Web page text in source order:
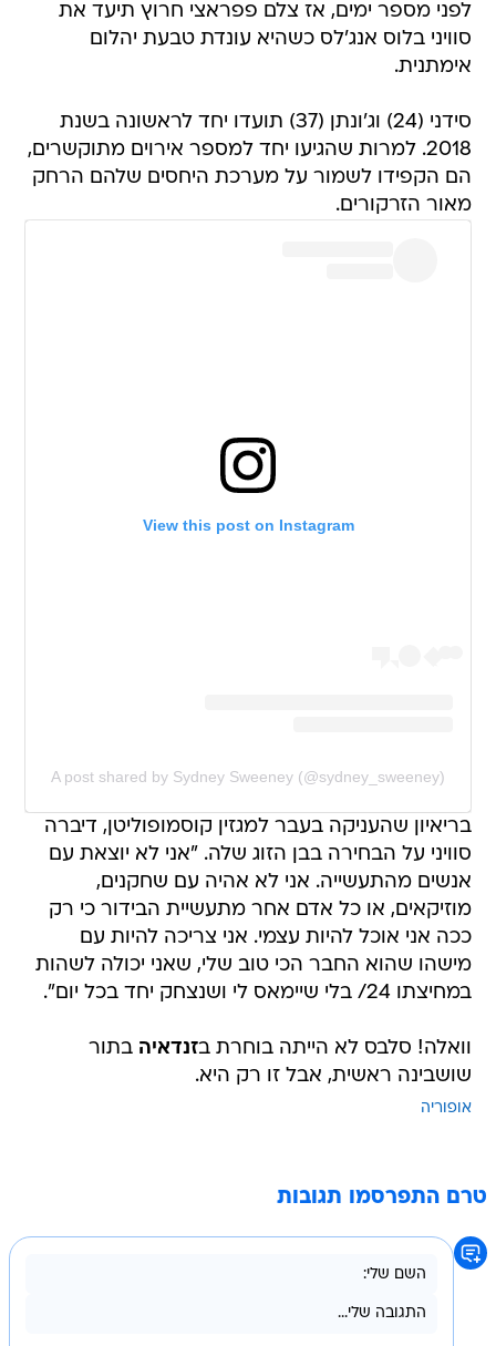
לפני מספר ימים, אז צלם פפראצי חרוץ תיעד את
סוויני בלוס אנג'לס כשהיא עונדת טבעת יהלום
אימתנית.
סידני (24) וג'ונתן (37) תועדו יחד לראשונה בשנת
2018. למרות שהגיעו יחד למספר אירוים מתוקשרים,
הם הקפידו לשמור על מערכת היחסים שלהם הרחק
מאור הזרקורים.
View this post on Instagram
A post shared by Sydney Sweeney (@sydney_sweeney)
בריאיון שהעניקה בעבר למגזין קוסמופוליטן, דיברה
סוויני על הבחירה בבן הזוג שלה. "אני לא יוצאת עם
אנשים מהתעשייה. אני לא אהיה עם שחקנים,
מוזיקאים, או כל אדם אחר מתעשיית הבידור כי רק
ככה אני אוכל להיות עצמי. אני צריכה להיות עם
מישהו שהוא החבר הכי טוב שלי, שאני יכולה לשהות
במחיצתו 24/ בלי שיימאס לי ושנצחק יחד בכל יום".
וואלה! סלבס לא הייתה בוחרת בזנדאיה בתור
שושבינה ראשית, אבל זו רק היא.
אופוריה
טרם התפרסמו תגובות